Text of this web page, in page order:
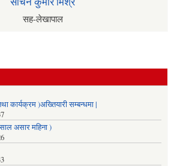
सह-लेखापाल
)अख्तियारी सम्बन्धमा |
असार महिना )